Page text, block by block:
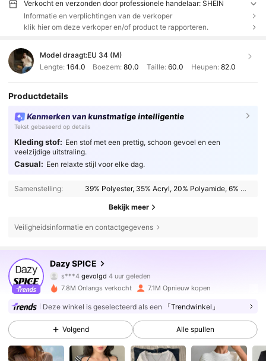
Verkocht en verzonden door professionele handelaar: SHEIN
Informatie en verplichtingen van de verkoper
klik hier om deze verkoper en/of product te rapporteren.
Model draagt:EU 34 (M)
Lengte: 164.0 Boezem:80.0 Taille: 60.0 Heupen: 82.0
Productdetails
Kenmerken van kunstmatige intelligentie
Tekst gebaseerd op details
Kleding stof: Een stof met een prettig, schoon gevoel en een
veelzijdige uitstraling.
Casual: Een relaxte stijl voor elke dag.
Samenstelling: 39% Polyester, 35% Acryl, 20% Polyamide, 6% Kasjmier
Bekijk meer
Veiligheidsinformatie en contactgegevens
Dazy SPICE
s***4gevolgd
c***2is aan het browsen
4.84
2M Volgers
4.84 2M Volgers
7.8M Onlangs verkocht 7.1M Opnieuw kopen
Deze winkel is geselecteerd als een 「Trendwinkel」
Volgend Alle spullen